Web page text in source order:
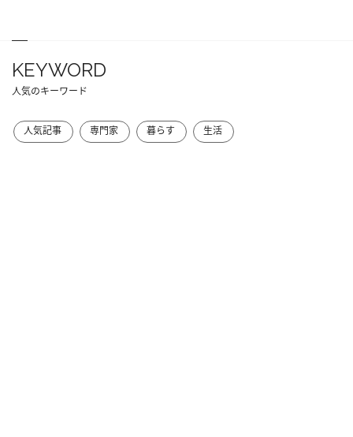
KEYWORD
人気のキーワード
人気記事 専門家 暮らす 生活